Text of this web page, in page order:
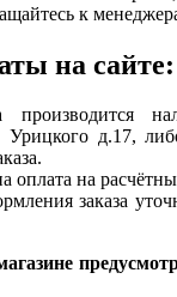
к
на сайте:
производится
д.17,
оплата на
заказа